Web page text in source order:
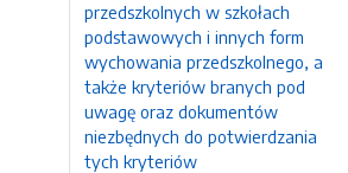
przedszkolnych w szkołach
podstawowych i innych form
wychowania przedszkolnego, a
także kryteriów branych pod
uwagę oraz dokumentów
niezbędnych do potwierdzania
tych kryteriów